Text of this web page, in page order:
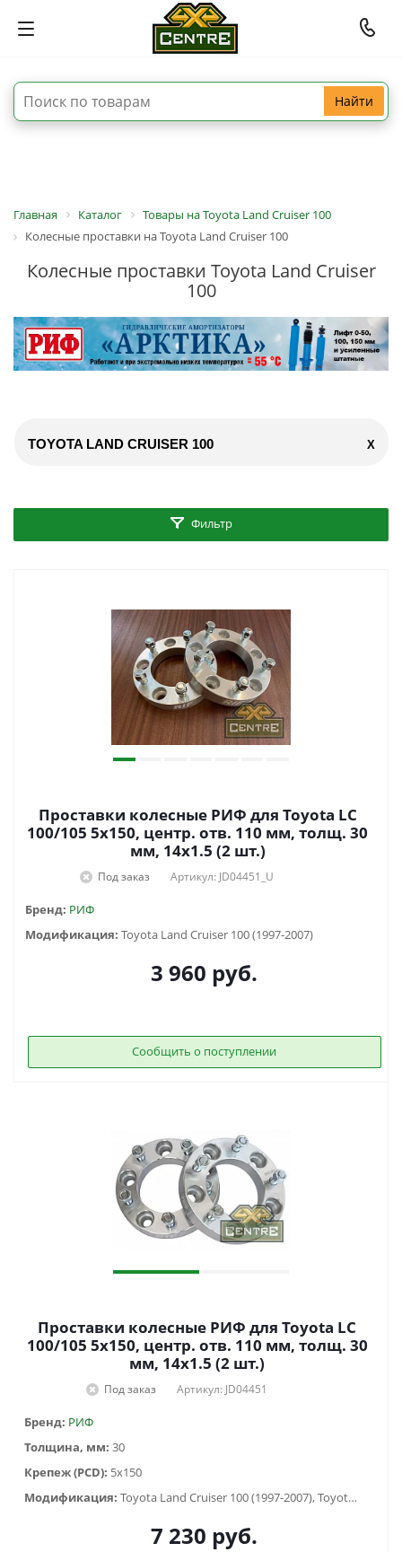
Найти
Главная Каталог
Товары на Toyota Land Cruiser 100
Колесные проставки на Toyota Land Cruiser 100
Колесные проставки Toyota Land Cruiser
100
TOYOTA LAND CRUISER 100 X
Фильтр
Проставки колесные РИФ для Toyota LC
100/105 5x150, центр. отв. 110 мм, толщ. 30
мм, 14x1.5 (2 шт.)
Под заказ Артикул: JD04451_U
Бренд: РИФ
Модификация: Toyota Land Cruiser 100 (1997-2007)
3 960 руб.
Сообщить о поступлении
Проставки колесные РИФ для Toyota LC
100/105 5x150, центр. отв. 110 мм, толщ. 30
мм, 14x1.5 (2 шт.)
Под заказ Артикул: JD04451
Бренд: РИФ
Толщина, мм: 30
Крепеж (PCD): 5x150
Модификация:
Toyota Land Cruiser 100 (1997-2007), Toyota Land Cruiser 105 (1998-2006)
7 230 руб.